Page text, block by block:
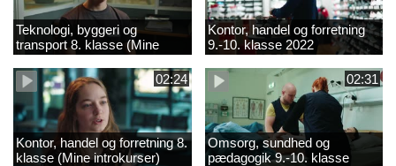
Teknologi, byggeri og
transport 8. klasse (Mine
introkurser) 2022
Kontor, handel og forretning
9.-10. klasse 2022
02:24
Kontor, handel og forretning 8.
klasse (Mine introkurser)
02:31
Omsorg, sundhed og
pædagogik 9.-10. klasse